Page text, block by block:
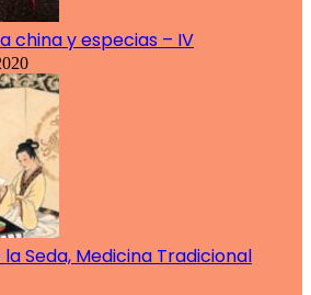
china y especias – IV
la Seda, Medicina Tradicional